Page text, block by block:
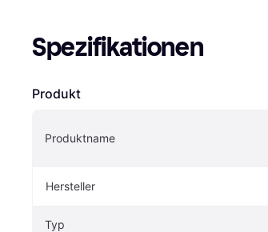
Spezifikationen
Produkt
Produktname
Hersteller
Typ